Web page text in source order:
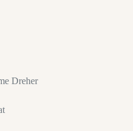
Dreher